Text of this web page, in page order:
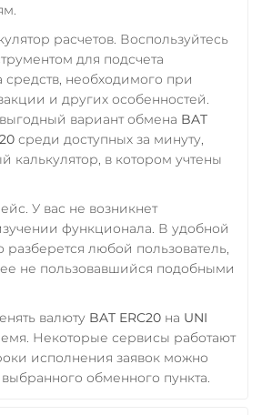
Wrapped Ethereum
ERC20
Yearn.finance (YFI)
Zcash (ZEC)
Тинькофф
УкрСиббанк UAH
Фридом Банк KZT
расчетов. Воспользуйтесь
для подсчета
необходимого при
и других особенностей.
вариант обмена BAT
среди доступных за минуту,
калькулятор, в котором учтены
У вас не возникнет
функционала. В удобной
разберется любой пользователь,
не пользовавшийся подобными
валюту BAT ERC20 на UNI
Некоторые сервисы работают
исполнения заявок можно
выбранного обменного пункта.